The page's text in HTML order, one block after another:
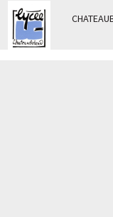
Panneau de gestion des